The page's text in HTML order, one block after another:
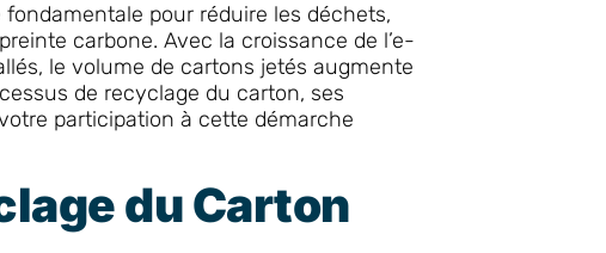
pour réduire les déchets,
carbone. Avec la croissance de l’e-
le volume de cartons jetés augmente
de recyclage du carton, ses
participation à cette démarche
du Carton